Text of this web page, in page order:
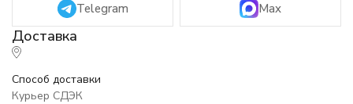
Telegram Max
Способ доставки
Курьер СДЭК